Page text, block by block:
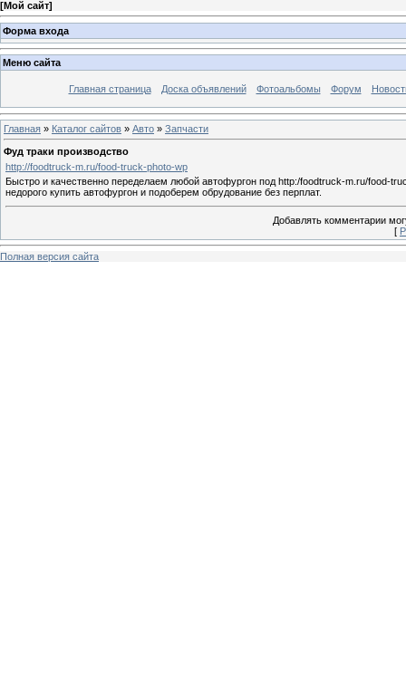
[Мой сайт]
Форма входа
Меню сайта
Главная страница Доска объявлений Фотоальбомы Форум
Главная » Каталог сайтов » Авто » Запчасти
Фуд траки производство
http://foodtruck-m.ru/food-truck-photo-wp
Быстро и качественно переделаем любой автофургон под http:/foodtruck-m.ru/
недорого купить автофургон и подоберем обрудование без перплат.
Добавлять комментарии
[
Полная версия сайта